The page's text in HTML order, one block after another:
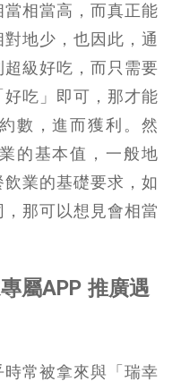
相當高，而真正能
地少，也因此，通
級好吃，而只需要
吃」即可，那才能
數，進而獲利。然
的基本值，一般地
飲業的基礎要求，如
那可以想見會相當
屬APP 推廣遇
常被拿來與「瑞幸